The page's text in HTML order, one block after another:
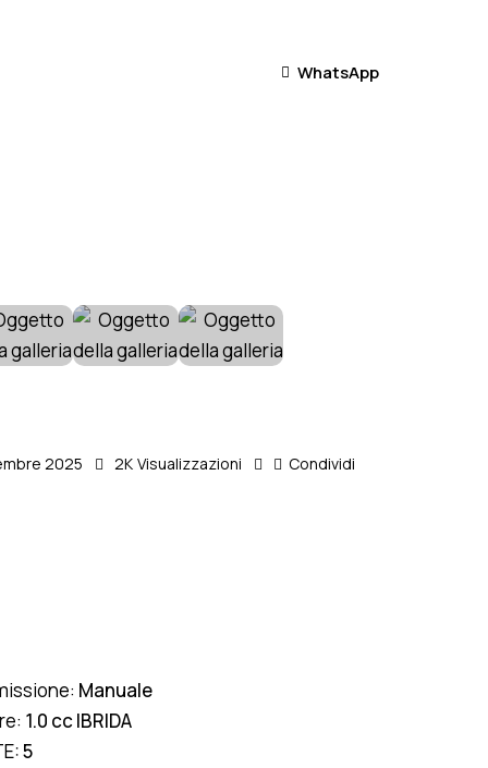
WhatsApp
2025 2K Visualizzazioni Condividi
Manuale
1.0 cc IBRIDA
5